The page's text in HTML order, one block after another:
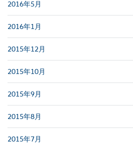
2016年5月
2016年1月
2015年12月
2015年10月
2015年9月
2015年8月
2015年7月